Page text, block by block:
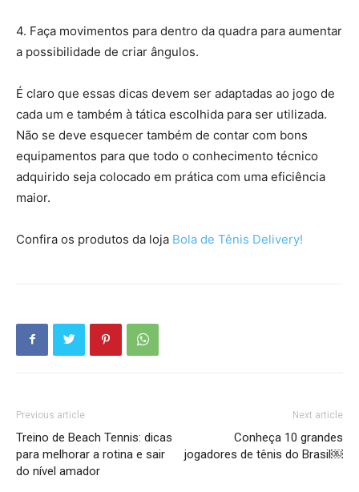
4. Faça movimentos para dentro da quadra para aumentar
a possibilidade de criar ângulos.
É claro que essas dicas devem ser adaptadas ao jogo de
cada um e também à tática escolhida para ser utilizada.
Não se deve esquecer também de contar com bons
equipamentos para que todo o conhecimento técnico
adquirido seja colocado em prática com uma eficiência
maior.
Confira os produtos da loja Bola de Tênis Delivery!
Previous article
Treino de Beach Tennis: dicas
para melhorar a rotina e sair
do nível amador
Next article
Conheça 10 grandes
jogadores de tênis do Brasil￼